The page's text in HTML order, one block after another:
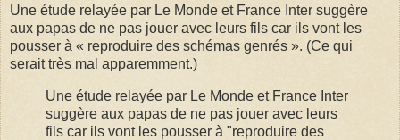
Une étude relayée par Le Monde et France Inter suggère
aux papas de ne pas jouer avec leurs fils car ils vont les
pousser à « reproduire des schémas genrés ». (Ce qui
serait très mal apparemment.)
Une étude relayée par Le Monde et France Inter
suggère aux papas de ne pas jouer avec leurs
fils car ils vont les pousser à "reproduire des